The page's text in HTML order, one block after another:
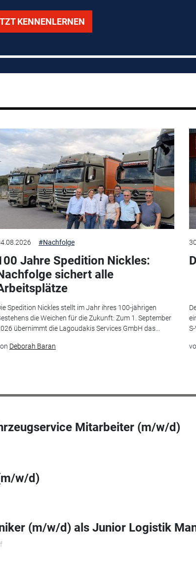
KENNENLERNEN
#Nachfolge
Jahre Spedition Nickles:
sichert alle
Spedition Nickles stellt im Jahr ihres 100-jährigen
die Weichen für die Zukunft: Zum 1. September
übernimmt die Lagoudakis Services GmbH das...
Deborah Baran
Mitarbeiter (m/w/d)
w/d)
(m/w/d) als Junior Logistik